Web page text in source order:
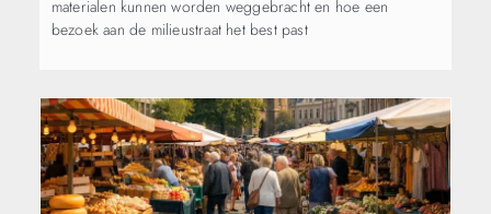
materialen kunnen worden weggebracht en hoe een
bezoek aan de milieustraat het best past